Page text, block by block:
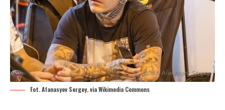
Fot. Afanasyev Sergey, via Wikimedia Commons